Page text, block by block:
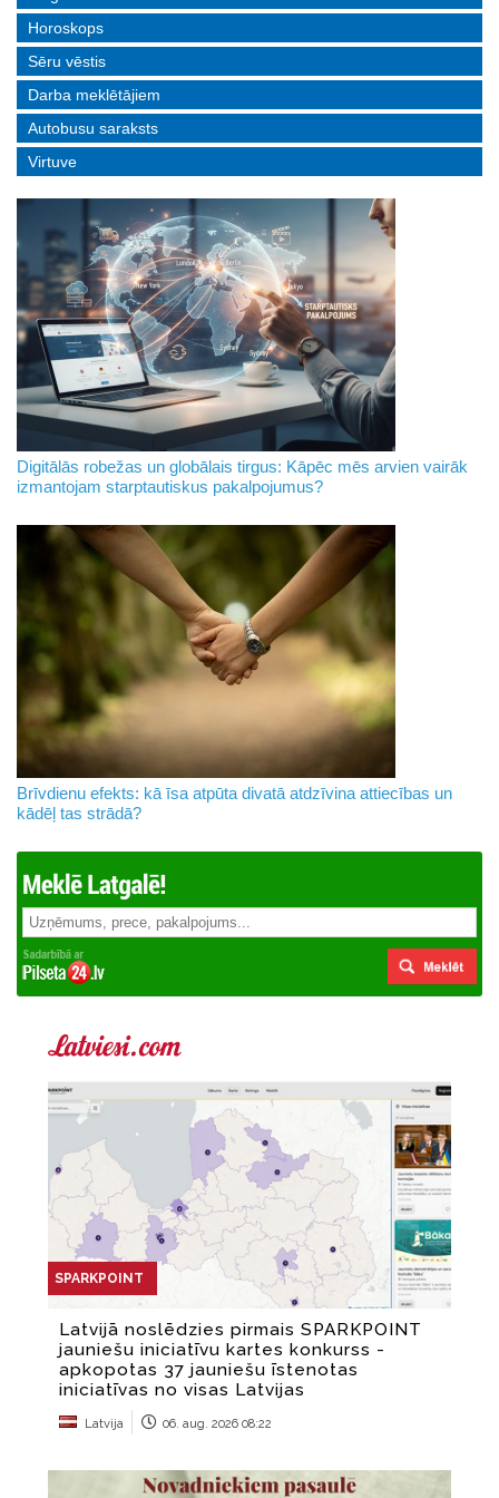
Horoskops
Sēru vēstis
Darba meklētājiem
Autobusu saraksts
Virtuve
Digitālās robežas un globālais tirgus: Kāpēc mēs arvien vairāk
izmantojam starptautiskus pakalpojumus?
Brīvdienu efekts: kā īsa atpūta divatā atdzīvina attiecības un
kādēļ tas strādā?